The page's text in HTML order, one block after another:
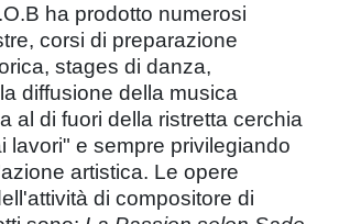
ha prodotto numerosi
corsi di preparazione
stages di danza,
diffusione della musica
al di fuori della ristretta cerchia
lavori" e sempre privilegiando
artistica. Le opere
di compositore di